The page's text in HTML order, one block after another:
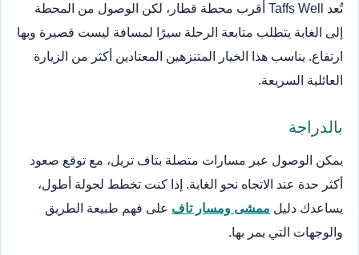
تُعد Taffs Well أقرب محطة قطار، لكن الوصول من المحطة
إلى الغابة يتطلب متابعة الرحلة سيرًا لمسافة ليست قصيرة وبها
ارتفاع. يناسب هذا الخيار المتنزهين المعتادين أكثر من الزيارة
العائلية السريعة.
بالدراجة
يمكن الوصول عبر مسارات متصلة بتاف تريل، مع توقع صعود
أكثر حدة عند الاتجاه نحو الغابة. إذا كنت تخطط لجولة أطول،
يساعدك دليل ممشى ومسار تاف على فهم طبيعة الطريق
والوجهات التي يمر بها.